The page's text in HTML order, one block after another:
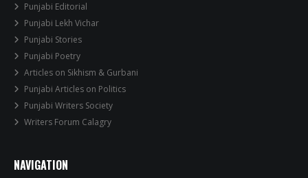
Punjabi Editorial
Punjabi Lekh Vichar
Punjabi Stories
Punjabi Poetry
Articles on Sikhism & Gurbani
Punjabi Articles on Politics
Punjabi Writers Society
Writers Forum Calagry
NAVIGATION